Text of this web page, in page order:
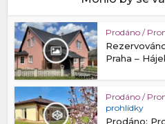
Prodáno /
Praha –
Prodáno /
prohlídky
Prodáno: